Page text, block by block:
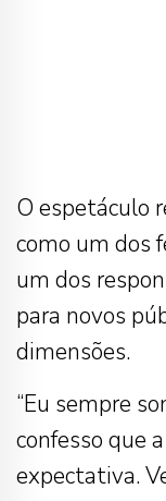
O espetáculo
como um dos
um dos
para novos
dimensões.
“Eu sempre
confesso que
expectativa.